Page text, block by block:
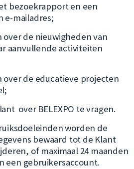
bezoekrapport en een
e-mailadres;
de nieuwigheden van
aanvullende activiteiten
de educatieve projecten
over BELEXPO te vragen.
worden de
bewaard tot de Klant
of maximaal 24 maanden
een gebruikersaccount.